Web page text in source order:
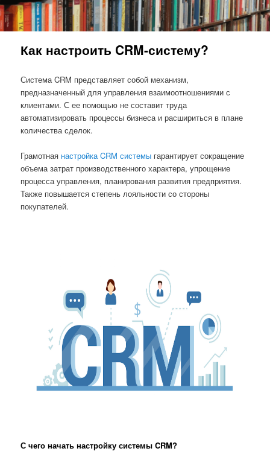
Как настроить CRM-систему?
Система CRM представляет собой механизм,
предназначенный для управления взаимоотношениями с
клиентами. С ее помощью не составит труда
автоматизировать процессы бизнеса и расшириться в плане
количества сделок.
Грамотная настройка CRM системы гарантирует сокращение
объема затрат производственного характера, упрощение
процесса управления, планирования развития предприятия.
Также повышается степень лояльности со стороны
покупателей.
С чего начать настройку системы CRM?